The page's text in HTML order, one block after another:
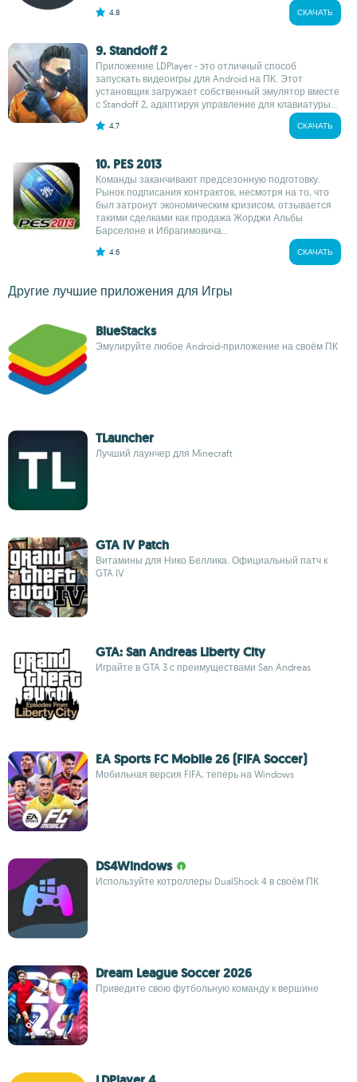
4.8 СКАЧАТЬ
9. Standoff 2
Приложение LDPlayer - это отличный способ
запускать видеоигры для Android на ПК. Этот
установщик загружает собственный эмулятор вместе
с Standoff 2, адаптируя управление для клавиатуры...
4.7 СКАЧАТЬ
10. PES 2013
Команды заканчивают предсезонную подготовку.
Рынок подписания контрактов, несмотря на то, что
был затронут экономическим кризисом, отзывается
такими сделками как продажа Жорджи Альбы
Барселоне и Ибрагимовича...
4.6 СКАЧАТЬ
Другие лучшие приложения для Игры
BlueStacks
Эмулируйте любое Android-приложение на своём ПК
TLauncher
Лучший лаунчер для Minecraft
GTA IV Patch
Витамины для Нико Беллика. Официальный патч к
GTA IV
GTA: San Andreas Liberty City
Играйте в GTA 3 с преимуществами San Andreas
EA Sports FC Mobile 26 (FIFA Soccer)
Мобильная версия FIFA, теперь на Windows
DS4Windows
Используйте котроллеры DualShock 4 в своём ПК
Dream League Soccer 2026
Приведите свою футбольную команду к вершине